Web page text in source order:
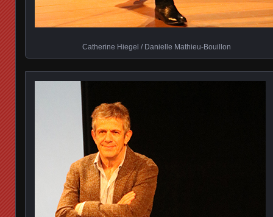
Catherine Hiegel / Danielle Mathieu-Bouillon